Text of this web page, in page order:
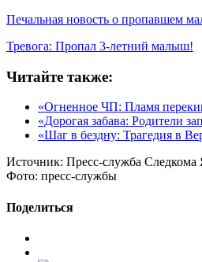
Печальная новость о пропавшем
Тревога: Пропал 3-летний малыш!
Читайте также:
«Огненное ЧП: Пламя
«Дорогая забава: Родители
«Шаг в бездну: Трагедия в
Источник: Пресс-служба Следкома
Фото: пресс-службы
Поделиться